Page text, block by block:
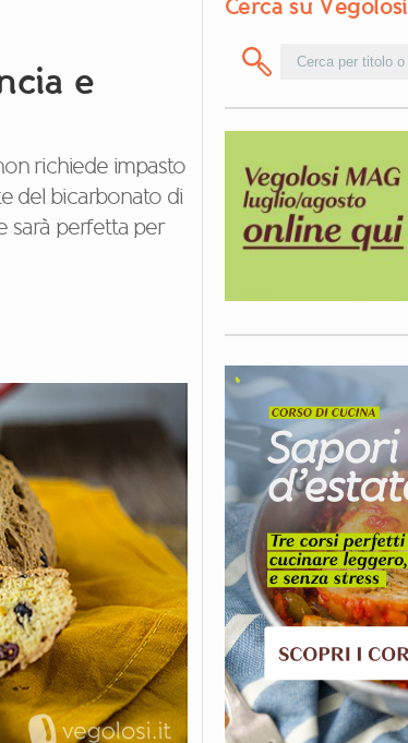
e
richiede impasto
del bicarbonato di
sarà perfetta per
Cerca su Vegolosi